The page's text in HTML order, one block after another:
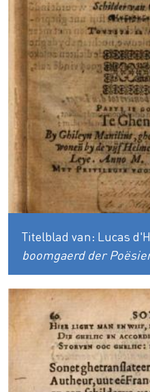
Titelblad van: Lucas
boomgaerd der